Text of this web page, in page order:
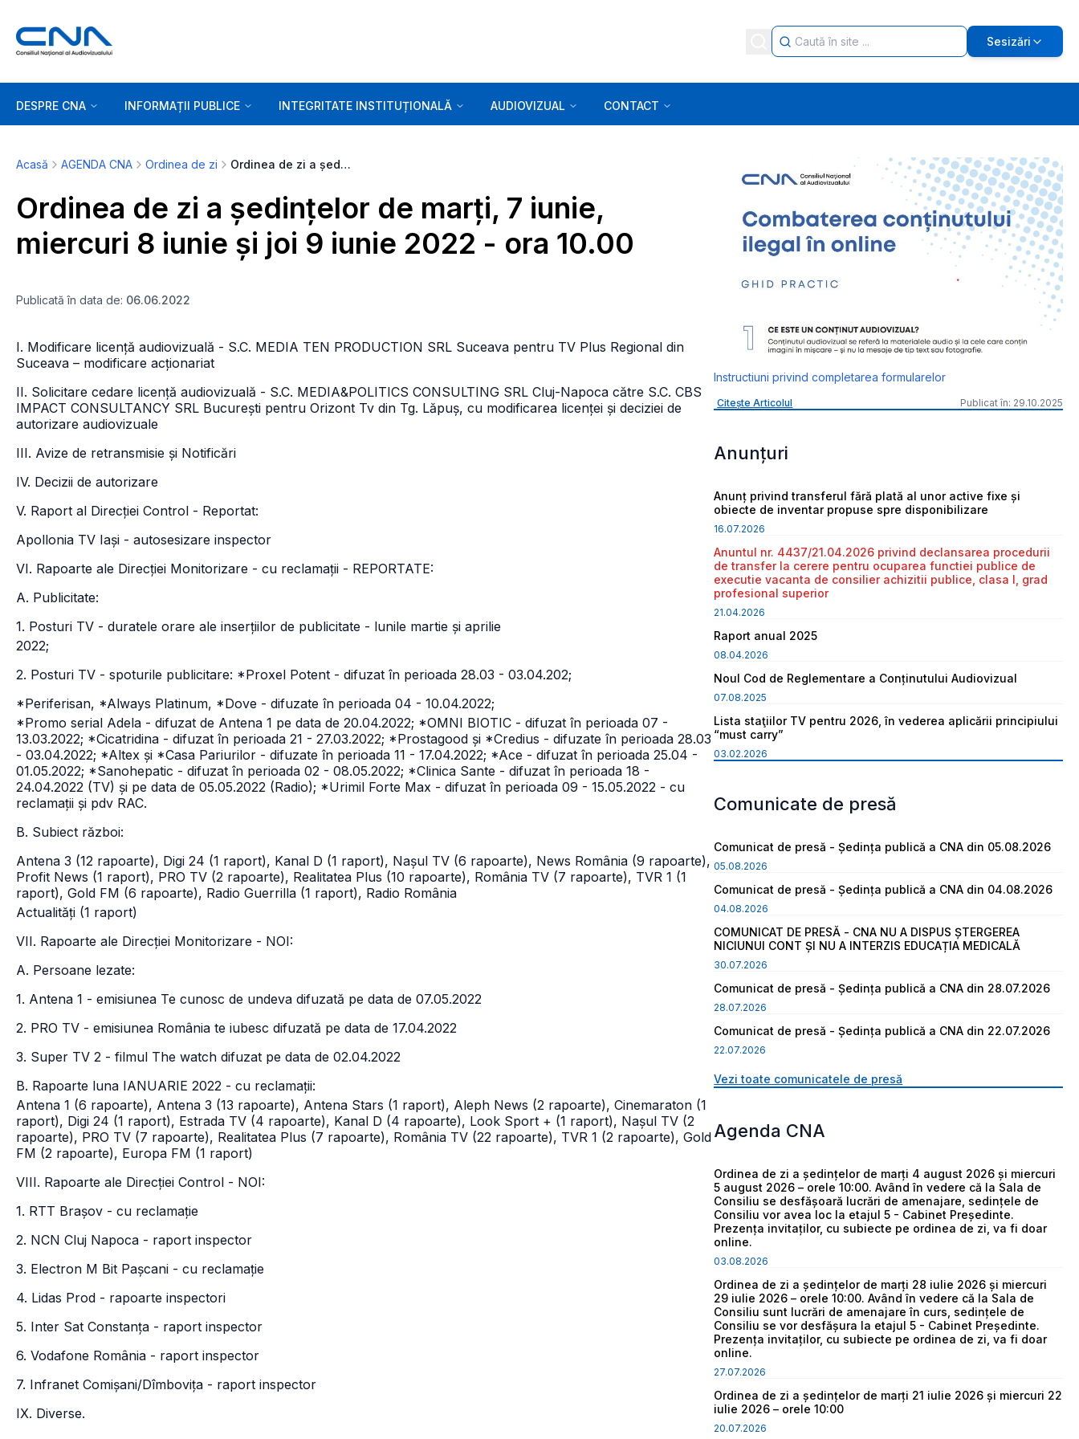
Sesizări
DESPRE CNA INFORMAȚII PUBLICE INTEGRITATE INSTITUȚIONALĂ AUDIOVIZUAL CONTACT
Acasă AGENDA CNA Ordinea de zi Ordinea de zi a ședințelor de marți, 7 iunie, miercuri 8 iunie și joi 9 iunie 2022 - ora 10.00
Ordinea de zi a ședințelor de marți, 7 iunie,
miercuri 8 iunie și joi 9 iunie 2022 - ora 10.00
Publicată în data de: 06.06.2022
I. Modificare licență audiovizuală - S.C. MEDIA TEN PRODUCTION SRL Suceava pentru TV Plus Regional din
Suceava – modificare acționariat
II. Solicitare cedare licență audiovizuală - S.C. MEDIA&POLITICS CONSULTING SRL Cluj-Napoca către S.C. CBS
IMPACT CONSULTANCY SRL București pentru Orizont Tv din Tg. Lăpuș, cu modificarea licenței și deciziei de
autorizare audiovizuale
III. Avize de retransmisie și Notificări
IV. Decizii de autorizare
V. Raport al Direcției Control - Reportat:
Apollonia TV Iași - autosesizare inspector
VI. Rapoarte ale Direcției Monitorizare - cu reclamații - REPORTATE:
A. Publicitate:
1. Posturi TV - duratele orare ale inserțiilor de publicitate - lunile martie și aprilie
2022;
2. Posturi TV - spoturile publicitare: *Proxel Potent - difuzat în perioada 28.03 - 03.04.202;
*Periferisan, *Always Platinum, *Dove - difuzate în perioada 04 - 10.04.2022;
*Promo serial Adela - difuzat de Antena 1 pe data de 20.04.2022; *OMNI BIOTIC - difuzat în perioada 07 -
13.03.2022; *Cicatridina - difuzat în perioada 21 - 27.03.2022; *Prostagood și *Credius - difuzate în perioada 28.03
- 03.04.2022; *Altex și *Casa Pariurilor - difuzate în perioada 11 - 17.04.2022; *Ace - difuzat în perioada 25.04 -
01.05.2022; *Sanohepatic - difuzat în perioada 02 - 08.05.2022; *Clinica Sante - difuzat în perioada 18 -
24.04.2022 (TV) și pe data de 05.05.2022 (Radio); *Urimil Forte Max - difuzat în perioada 09 - 15.05.2022 - cu
reclamații și pdv RAC.
B. Subiect război:
Antena 3 (12 rapoarte), Digi 24 (1 raport), Kanal D (1 raport), Nașul TV (6 rapoarte), News România (9 rapoarte),
Profit News (1 raport), PRO TV (2 rapoarte), Realitatea Plus (10 rapoarte), România TV (7 rapoarte), TVR 1 (1
raport), Gold FM (6 rapoarte), Radio Guerrilla (1 raport), Radio România
Actualități (1 raport)
VII. Rapoarte ale Direcției Monitorizare - NOI:
A. Persoane lezate:
1. Antena 1 - emisiunea Te cunosc de undeva difuzată pe data de 07.05.2022
2. PRO TV - emisiunea România te iubesc difuzată pe data de 17.04.2022
3. Super TV 2 - filmul The watch difuzat pe data de 02.04.2022
B. Rapoarte luna IANUARIE 2022 - cu reclamații:
Antena 1 (6 rapoarte), Antena 3 (13 rapoarte), Antena Stars (1 raport), Aleph News (2 rapoarte), Cinemaraton (1
raport), Digi 24 (1 raport), Estrada TV (4 rapoarte), Kanal D (4 rapoarte), Look Sport + (1 raport), Nașul TV (2
rapoarte), PRO TV (7 rapoarte), Realitatea Plus (7 rapoarte), România TV (22 rapoarte), TVR 1 (2 rapoarte), Gold
FM (2 rapoarte), Europa FM (1 raport)
VIII. Rapoarte ale Direcției Control - NOI:
1. RTT Brașov - cu reclamație
2. NCN Cluj Napoca - raport inspector
3. Electron M Bit Pașcani - cu reclamație
4. Lidas Prod - rapoarte inspectori
5. Inter Sat Constanța - raport inspector
6. Vodafone România - raport inspector
7. Infranet Comișani/Dîmbovița - raport inspector
IX. Diverse.
Instructiuni privind completarea formularelor
Citește Articolul Publicat în: 29.10.2025
Anunțuri
Anunț privind transferul fără plată al unor active fixe și
obiecte de inventar propuse spre disponibilizare
16.07.2026
Anuntul nr. 4437/21.04.2026 privind declansarea procedurii
de transfer la cerere pentru ocuparea functiei publice de
executie vacanta de consilier achizitii publice, clasa I, grad
profesional superior
21.04.2026
Raport anual 2025
08.04.2026
Noul Cod de Reglementare a Conținutului Audiovizual
07.08.2025
Lista staţiilor TV pentru 2026, în vederea aplicării principiului
“must carry”
03.02.2026
Comunicate de presă
Comunicat de presă - Ședința publică a CNA din 05.08.2026
05.08.2026
Comunicat de presă - Ședința publică a CNA din 04.08.2026
04.08.2026
COMUNICAT DE PRESĂ - CNA NU A DISPUS ȘTERGEREA
NICIUNUI CONT ȘI NU A INTERZIS EDUCAȚIA MEDICALĂ
30.07.2026
Comunicat de presă - Ședința publică a CNA din 28.07.2026
28.07.2026
Comunicat de presă - Ședința publică a CNA din 22.07.2026
22.07.2026
Vezi toate comunicatele de presă
Agenda CNA
Ordinea de zi a ședințelor de marți 4 august 2026 și miercuri
5 august 2026 – orele 10:00. Având în vedere că la Sala de
Consiliu se desfășoară lucrări de amenajare, sedințele de
Consiliu vor avea loc la etajul 5 - Cabinet Președinte.
Prezența invitaților, cu subiecte pe ordinea de zi, va fi doar
online.
03.08.2026
Ordinea de zi a ședințelor de marți 28 iulie 2026 și miercuri
29 iulie 2026 – orele 10:00. Având în vedere că la Sala de
Consiliu sunt lucrări de amenajare în curs, sedințele de
Consiliu se vor desfășura la etajul 5 - Cabinet Președinte.
Prezența invitaților, cu subiecte pe ordinea de zi, va fi doar
online.
27.07.2026
Ordinea de zi a ședințelor de marți 21 iulie 2026 și miercuri 22
iulie 2026 – orele 10:00
20.07.2026